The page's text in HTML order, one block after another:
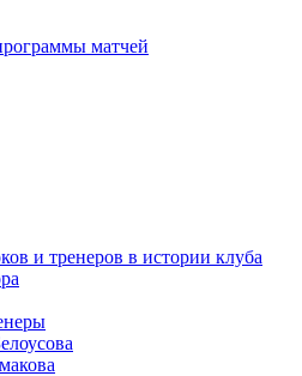
матчей
и тренеров в истории клуба